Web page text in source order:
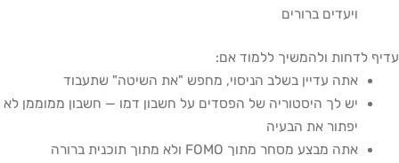
ויעדים ברורים
עדיף לדחות ולהמשיך ללמוד אם:
אתה עדיין בשלב הניסוי, מחפש "את השיטה" שתעבוד
יש לך היסטוריה של הפסדים על חשבון דמו — חשבון ממוממן לא
יפתור את הבעיה
אתה מבצע מסחר מתוך FOMO ולא מתוך תוכנית ברורה